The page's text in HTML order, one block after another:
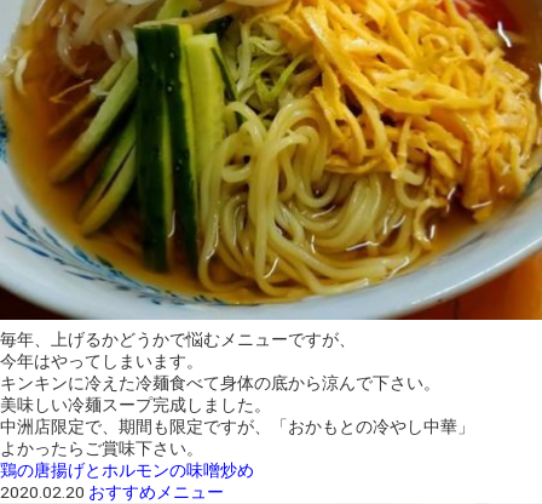
毎年、上げるかどうかで悩むメニューですが、
今年はやってしまいます。
キンキンに冷えた冷麺食べて身体の底から涼んで下さい。
美味しい冷麺スープ完成しました。
中洲店限定で、期間も限定ですが、「おかもとの冷やし中華」
よかったらご賞味下さい。
鶏の唐揚げとホルモンの味噌炒め
2020.02.20 おすすめメニュー